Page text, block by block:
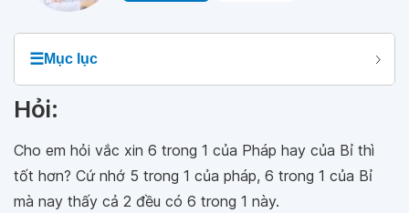
☰Mục lục
Hỏi:
Cho em hỏi vắc xin 6 trong 1 của Pháp hay của Bỉ thì
tốt hơn? Cứ nhớ 5 trong 1 của pháp, 6 trong 1 của Bỉ
mà nay thấy cả 2 đều có 6 trong 1 này.